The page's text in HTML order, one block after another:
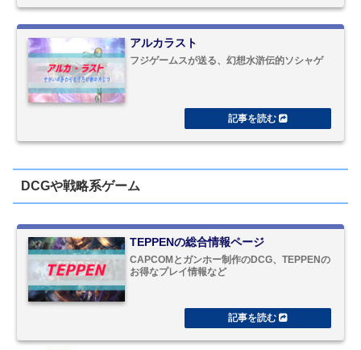
アルカラスト
フジゲームスが送る、幻想水滸伝的ソシャゲ
DCGや戦略系ゲーム
TEPPENの総合情報ページ
CAPCOMとガンホー制作のDCG、TEPPENの
お得なプレイ情報など